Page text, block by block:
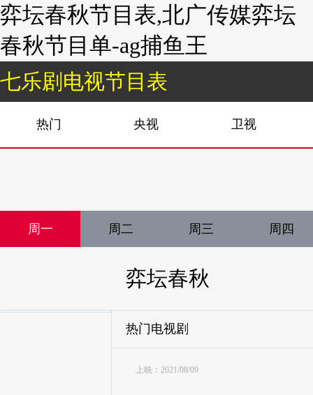
弈坛春秋节目表,北广传媒弈坛
春秋节目单-ag捕鱼王
七乐剧电视节目表
热门 央视 卫视
周一 周二 周三 周四
弈坛春秋
热门电视剧
上映：2021/08/09